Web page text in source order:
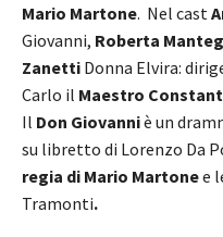
Mario Martone. Nel cast
Giovanni, Roberta
Zanetti Donna Elvira:
Carlo il Maestro
Il Don Giovanniè un
su libretto di Lorenzo Da
regia di Mario Martonee
Tramonti.